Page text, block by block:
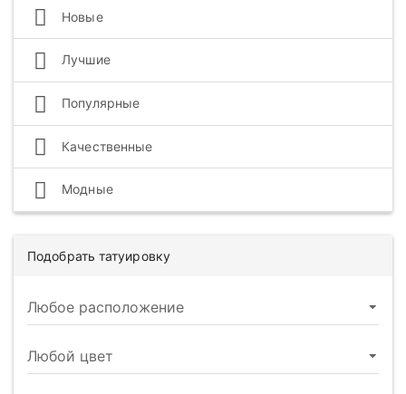
Новые
Лучшие
Популярные
Качественные
Модные
Подобрать татуировку